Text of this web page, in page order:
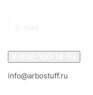
info@arbostuff.ru